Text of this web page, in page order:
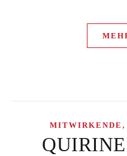
MITWIRKENDE ,